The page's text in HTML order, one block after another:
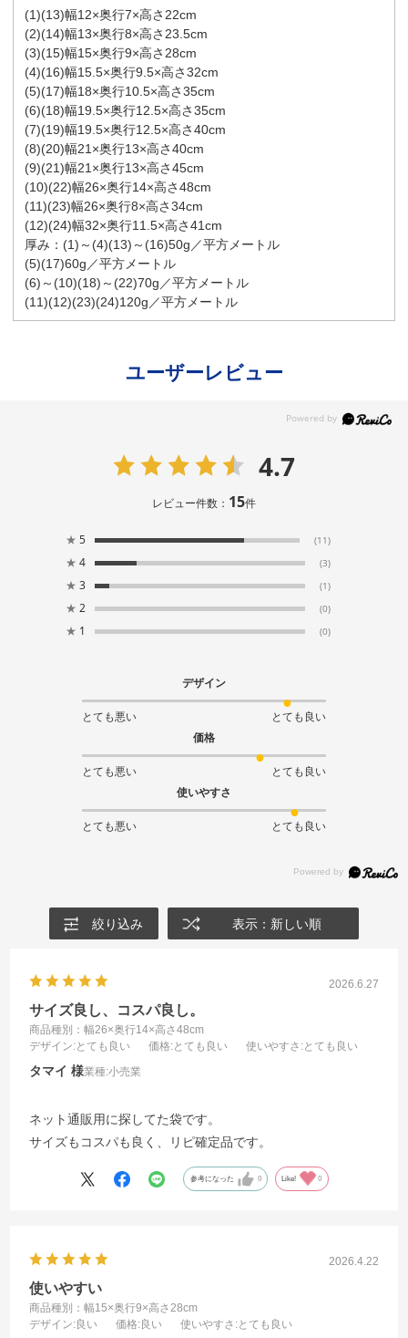
(1)(13)幅12×奥行7×高さ22cm
(2)(14)幅13×奥行8×高さ23.5cm
(3)(15)幅15×奥行9×高さ28cm
(4)(16)幅15.5×奥行9.5×高さ32cm
(5)(17)幅18×奥行10.5×高さ35cm
(6)(18)幅19.5×奥行12.5×高さ35cm
(7)(19)幅19.5×奥行12.5×高さ40cm
(8)(20)幅21×奥行13×高さ40cm
(9)(21)幅21×奥行13×高さ45cm
(10)(22)幅26×奥行14×高さ48cm
(11)(23)幅26×奥行8×高さ34cm
(12)(24)幅32×奥行11.5×高さ41cm
厚み：(1)～(4)(13)～(16)50g／平方メートル
(5)(17)60g／平方メートル
(6)～(10)(18)～(22)70g／平方メートル
(11)(12)(23)(24)120g／平方メートル
ユーザーレビュー
4.7
レビュー件数： 15件
★ 5 (11)
★ 4 (3)
★ 3 (1)
★ 2 (0)
★ 1 (0)
デザイン
とても悪い
とても良い
価格
とても悪い
とても良い
使いやすさ
とても悪い とても良い
絞り込み 表示：新しい順
2026.6.27
サイズ良し、コスパ良し。
商品種別：幅26×奥行14×高さ48cm
デザイン:とても良い 価格:とても良い 使いやすさ :とても良い
タマイ 業種:小売業
ネット通販用に探してた袋です。
サイズもコスパも良く、リピ確定品です。
参考になった 0 Like! 0
2026.4.22
使いやすい
商品種別：幅15×奥行9×高さ28cm
デザイン:良い 価格:良い 使いやすさ :とても良い